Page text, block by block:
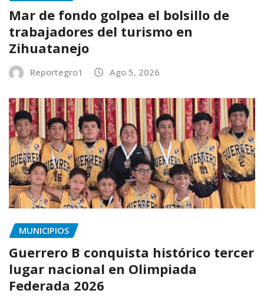
Mar de fondo golpea el bolsillo de
trabajadores del turismo en
Zihuatanejo
Reportegro1 Ago 5, 2026
MUNICIPIOS
Guerrero B conquista histórico tercer
lugar nacional en Olimpiada
Federada 2026